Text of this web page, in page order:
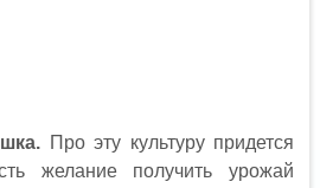
Про эту культуру придется
желание получить урожай